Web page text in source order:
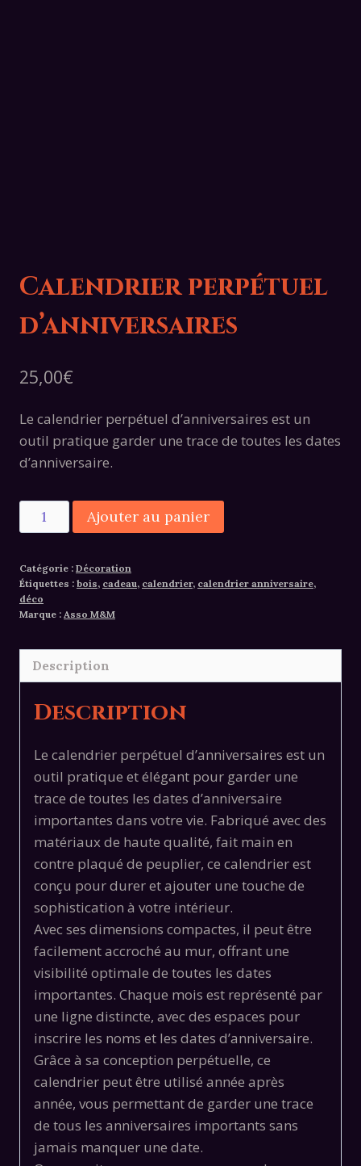
Calendrier perpétuel
d’anniversaires
25,00€
Le calendrier perpétuel d’anniversaires est un
outil pratique garder une trace de toutes les dates
d’anniversaire.
quantité
de
perpétuel
d'anniversaires
Ajouter au panier
Catégorie : Décoration
Étiquettes : bois, cadeau, calendrier, calendrier anniversaire,
déco
Marque : Asso M&M
Description
Description
Le calendrier perpétuel d’anniversaires est un
outil pratique et élégant pour garder une
trace de toutes les dates d’anniversaire
importantes dans votre vie. Fabriqué avec des
matériaux de haute qualité, fait main en
contre plaqué de peuplier, ce calendrier est
conçu pour durer et ajouter une touche de
sophistication à votre intérieur.
Avec ses dimensions compactes, il peut être
facilement accroché au mur, offrant une
visibilité optimale de toutes les dates
importantes. Chaque mois est représenté par
une ligne distincte, avec des espaces pour
inscrire les noms et les dates d’anniversaire.
Grâce à sa conception perpétuelle, ce
calendrier peut être utilisé année après
année, vous permettant de garder une trace
de tous les anniversaires importants sans
jamais manquer une date.